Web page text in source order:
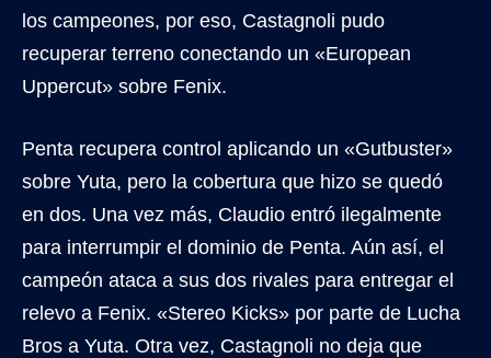
los campeones, por eso, Castagnoli pudo
recuperar terreno conectando un «European
Uppercut» sobre Fenix.
Penta recupera control aplicando un «Gutbuster»
sobre Yuta, pero la cobertura que hizo se quedó
en dos. Una vez más, Claudio entró ilegalmente
para interrumpir el dominio de Penta. Aún así, el
campeón ataca a sus dos rivales para entregar el
relevo a Fenix. «Stereo Kicks» por parte de Lucha
Bros a Yuta. Otra vez, Castagnoli no deja que